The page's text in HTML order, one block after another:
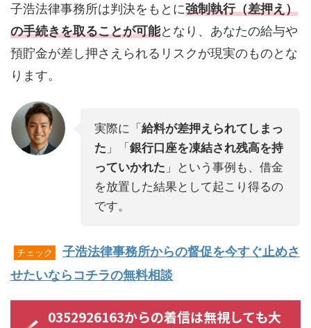
子浩法律事務所は判決をもとに強制執行（差押え）
の手続きを取ることが可能となり、あなたの給与や
預貯金が差し押さえられるリスクが現実のものとな
ります。
実際に「給料が差押えられてしまっ
た 」「銀行口座を凍結され残高を持
っていかれた 」という事例も、借金
を放置した結果として起こり得るの
です。
チェック
子浩法律事務所からの督促を今すぐ止めさ
せたいならコチラの無料相談
0352926163からの着信は無視しても大